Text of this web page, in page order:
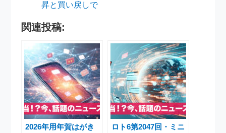
昇と買い戻しで
関連投稿:
2026年用年賀はがき
ロト6第2047回・ミニ